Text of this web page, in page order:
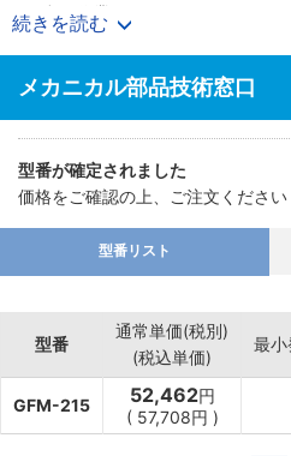
・天板 : 作業ボード t＝16.5（パー
ボードホルダGインナー用
【用途】
・作業台として便利。
続きを読む
メカニカル部品技術窓口
型番が確定されました
価格をご確認の上、ご注文ください
型番リスト
型番
通常単価(税別)
(税込単価)
最
GFM-215 52,462円
( 57,708円 )